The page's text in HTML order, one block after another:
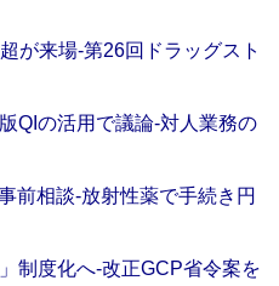
が来場‐第26回ドラッグスト
QIの活用で議論‐対人業務の
前相談‐放射性薬で手続き円
制度化へ‐改正GCP省令案を